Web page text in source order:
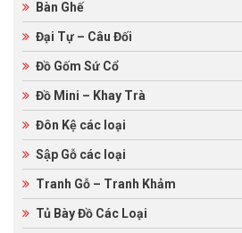
Bàn Ghế
Đại Tự – Câu Đối
Đồ Gốm Sứ Cổ
Đồ Mini – Khay Trà
Đôn Kệ các loại
Sập Gỗ các loại
Tranh Gỗ – Tranh Khảm
Tủ Bày Đồ Các Loại